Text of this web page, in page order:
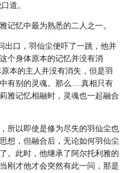
道。
记忆中最为熟悉的二人之一。
出口，羽仙尘便吓了一跳，他并
个身体原本的记忆并没有消
本的主人并没有消失，但是羽
有别的灵魂。那么……真相只有
雅记忆相融时，灵魂也一起融合
所以即使是修为尽失的羽仙尘也
想，但融合后，无论如何羽仙尘
。此时，他继承了阿尔托利雅的
刚才他才会突然有此一问，那是